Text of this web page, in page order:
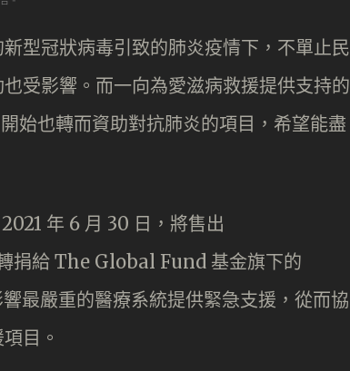
型冠狀病毒引致的肺炎疫情下，不單止民
受影響。而一向為愛滋病救援提供支持的
始也轉而資助對抗肺炎的項目，希望能盡
年 6 月 30 日，將售出
捐給 The Global Fund 基金旗下的
最嚴重的醫療系統提供緊急支援，從而協
目。